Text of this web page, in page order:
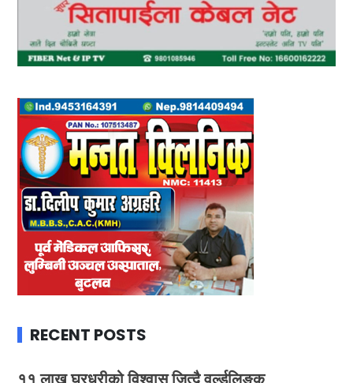
RECENT POSTS
११ लाख घरधुरीको विश्वास जित्दै वर्ल्डलिङ्क